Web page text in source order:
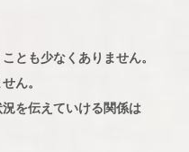
とも少なくありません。
ん。
を伝えていける関係は